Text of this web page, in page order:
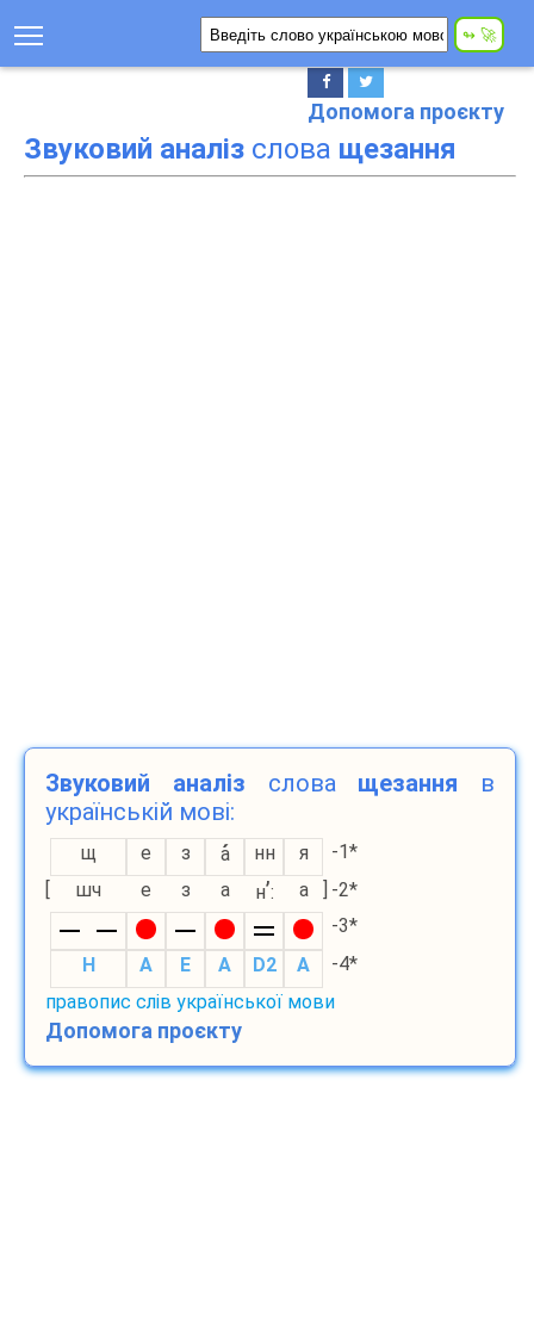
Допомога проєкту
Звуковий аналіз слова щезання
Звуковий аналіз слова щезання в
українській мові:
щ е з а нн я
-1*
[
шч е з а н’: а ] -2*
-3*
H
A E A D2 A
-4*
правопис слів української мови
Допомога проєкту